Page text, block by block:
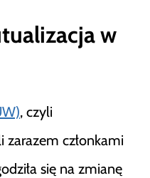
w
, czyli
członkami
się na zmianę